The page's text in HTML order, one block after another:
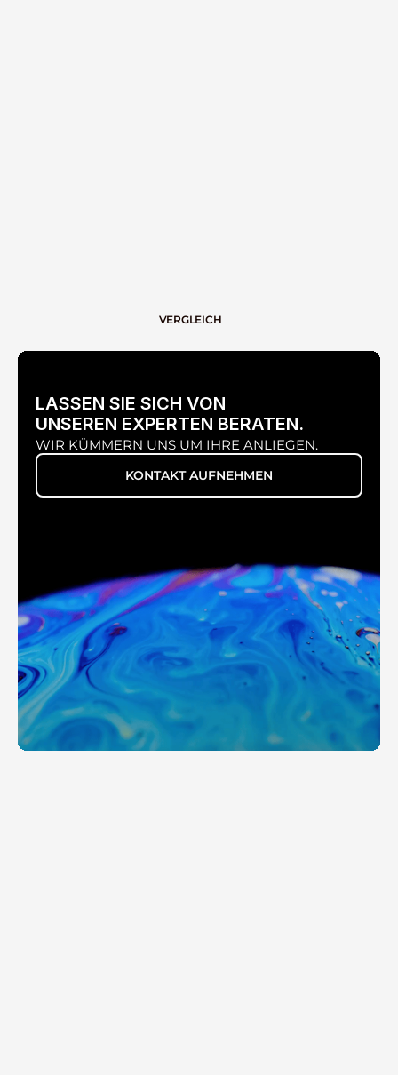
UNIVERSAL SMARTPHONE-ADAPTER
VERGLEICH
LASSEN SIE SICH VON
UNSEREN EXPERTEN BERATEN.
WIR KÜMMERN UNS UM IHRE ANLIEGEN.
KONTAKT AUFNEHMEN